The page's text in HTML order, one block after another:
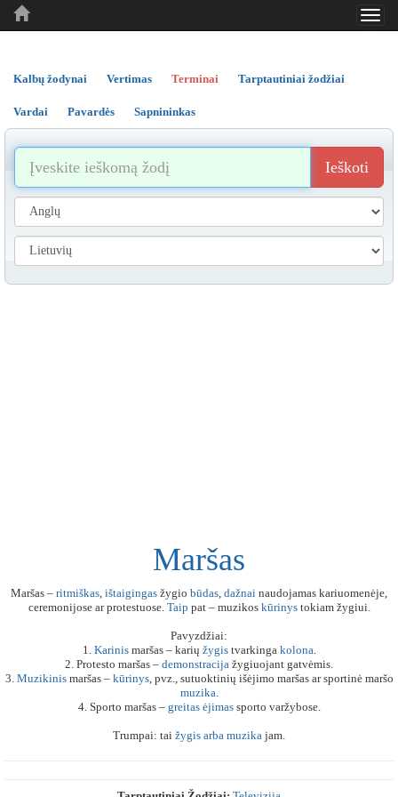
..
..
Kalbų žodynai Vertimas Terminai Tarptautiniai žodžiai
Vardai Pavardės Sapnininkas
Ieškoti
Maršas
Maršas – ritmiškas, ištaigingas žygio būdas, dažnai naudojamas kariuomenėje,
ceremonijose ar protestuose. Taip pat – muzikos kūrinystokiam žygiui.
Pavyzdžiai:
1. Karinismaršas – karių žygistvarkinga kolona.
2. Protesto maršas – demonstracija žygiuojant gatvėmis.
3. Muzikinismaršas – kūrinys, pvz., sutuoktinių išėjimo maršas ar sportinė maršo
muzika.
4. Sporto maršas – greitas ėjimassporto varžybose.
Trumpai: tai žygis arba muzika jam.